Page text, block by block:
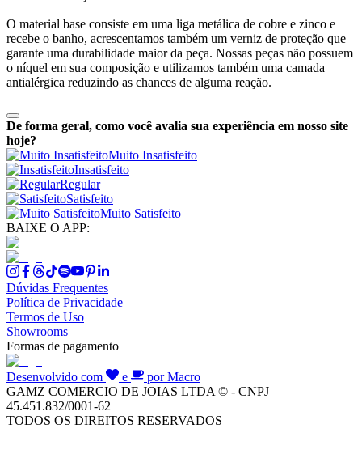
O material base consiste em uma liga metálica de cobre e zinco e
recebe o banho, acrescentamos também um verniz de proteção que
garante uma durabilidade maior da peça. Nossas peças não possuem
o níquel em sua composição e utilizamos também uma camada
antialérgica reduzindo as chances de alguma reação.
De forma geral, como você avalia sua experiência em nosso site
hoje?
Muito Insatisfeito
Insatisfeito
Regular
Satisfeito
Muito Satisfeito
BAIXE O APP:
Dúvidas Frequentes
Política de Privacidade
Termos de Uso
Showrooms
Formas de pagamento
Desenvolvido com e
por Macro
GAMZ COMERCIO DE JOIAS LTDA © - CNPJ
45.451.832/0001-62
TODOS OS DIREITOS RESERVADOS